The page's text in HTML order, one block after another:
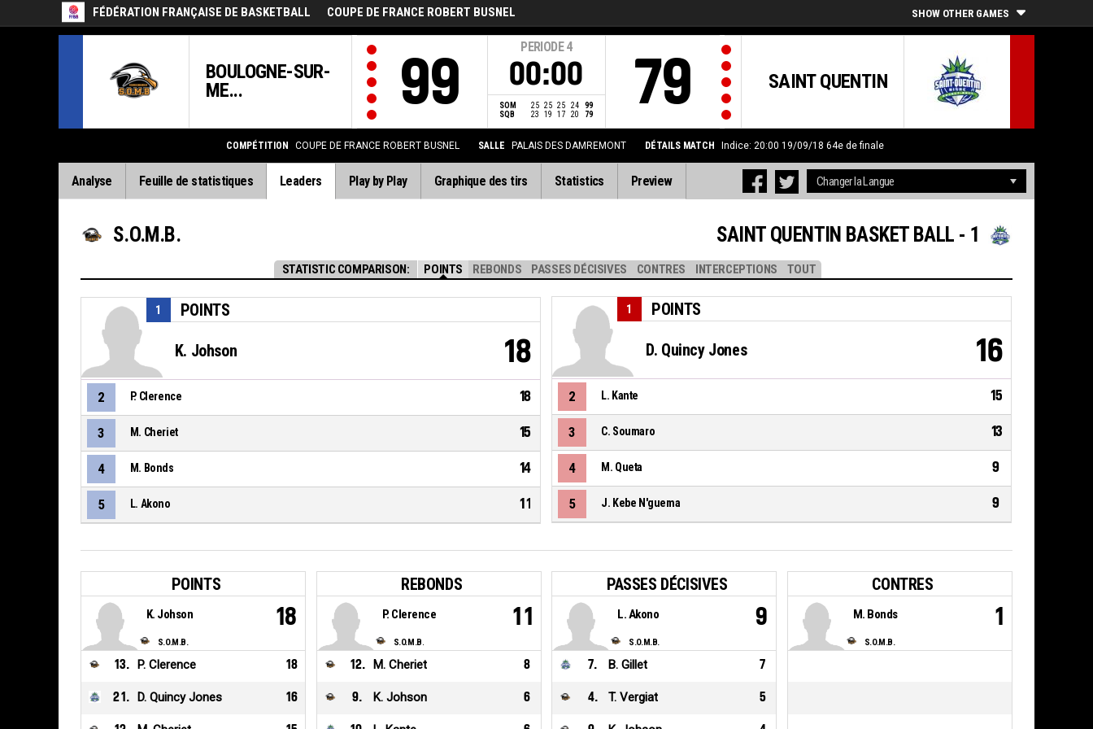
FÉDÉRATION FRANÇAISE DE BASKETBALL COUPE DE FRANCE ROBERT BUSNEL SHOW OTHER GAMES
BOULOGNE-SUR-
ME...
99
PERIODE 4
00:00
SOM 25 25 25 24
99
SQB
23 19 17 20 79
SAINT QUENTIN
79
COMPÉTITION COUPE DE FRANCE ROBERT BUSNEL SALLE PALAIS DES DAMREMONT DÉTAILS MATCH Indice: 20:00 19/09/18 64e de finale
Analyse Feuille de statistiques Leaders Play by Play Graphique des tirs Statistics Preview
STATISTIC COMPARISON: POINTS REBONDS PASSES DÉCISIVES CONTRES INTERCEPTIONS TOUT
S.O.M.B.
POINTS
1
K. Johson 18
2 P. Clerence 18
3 M. Cheriet 15
4 M. Bonds 14
5 L. Akono 11
SAINT QUENTIN BASKET BALL - 1
POINTS
1
D. Quincy Jones 16
2 L. Kante 15
3 C. Soumaro 13
4 M. Queta 9
5 J. Kebe N'guema 9
POINTS
S.O.M.B.
K. Johson 18
13. P. Clerence 18
21 . D. Quincy Jones 16
REBONDS
S.O.M.B.
P. Clerence 11
12. M. Cheriet 8
9. K. Johson 6
PASSES DÉCISIVES
S.O.M.B.
L. Akono 9
7. B. Gillet 7
4. T. Vergiat 5
CONTRES
S.O.M.B.
M. Bonds 1